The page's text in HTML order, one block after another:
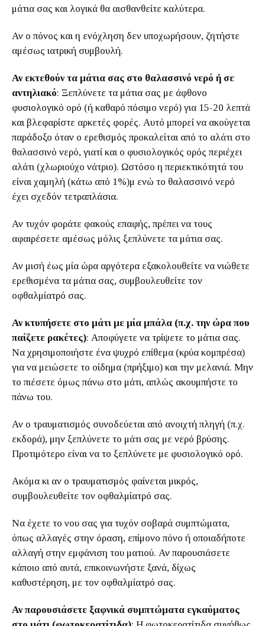
μάτια σας και λογικά θα αισθανθείτε καλύτερα.
Αν ο πόνος και η ενόχληση δεν υποχωρήσουν, ζητήστε
αμέσως ιατρική συμβουλή.
Αν εκτεθούν τα μάτια σας στο θαλασσινό νερό ή σε
αντηλιακό: Ξεπλύνετε τα μάτια σας με άφθονο
φυσιολογικό ορό (ή καθαρό πόσιμο νερό) για 15-20 λεπτά
και βλεφαρίστε αρκετές φορές. Αυτό μπορεί να ακούγεται
παράδοξο όταν ο ερεθισμός προκαλείται από το αλάτι στο
θαλασσινό νερό, γιατί και ο φυσιολογικός ορός περιέχει
αλάτι (χλωριούχο νάτριο). Ωστόσο η περιεκτικότητά του
είναι χαμηλή (κάτω από 1%)μ ενώ το θαλασσινό νερό
έχει σχεδόν τετραπλάσια.
Αν τυχόν φοράτε φακούς επαφής, πρέπει να τους
αφαιρέσετε αμέσως μόλις ξεπλύνετε τα μάτια σας.
Αν μισή έως μία ώρα αργότερα εξακολουθείτε να νιώθετε
ερεθισμένα τα μάτια σας, συμβουλευθείτε τον
οφθαλμίατρό σας.
Αν κτυπήσετε στο μάτι με μία μπάλα (π.χ. την ώρα που
παίζετε ρακέτες): Αποφύγετε να τρίψετε το μάτια σας.
Να χρησιμοποιήστε ένα ψυχρό επίθεμα (κρύα κομπρέσα)
για να μειώσετε το οίδημα (πρήξιμο) και την μελανιά. Μην
το πιέσετε όμως πάνω στο μάτι, απλώς ακουμπήστε το
πάνω του.
Αν ο τραυματισμός συνοδεύεται από ανοιχτή πληγή (π.χ.
εκδορά), μην ξεπλύνετε το μάτι σας με νερό βρύσης.
Προτιμότερο είναι να το ξεπλύνετε με φυσιολογικό ορό.
Ακόμα κι αν ο τραυματισμός φαίνεται μικρός,
συμβουλευθείτε τον οφθαλμίατρό σας.
Να έχετε το νου σας για τυχόν σοβαρά συμπτώματα,
όπως αλλαγές στην όραση, επίμονο πόνο ή οποιαδήποτε
αλλαγή στην εμφάνιση του ματιού. Αν παρουσιάσετε
κάποιο από αυτά, επικοινωνήστε ξανά, δίχως
καθυστέρηση, με τον οφθαλμίατρό σας.
Αν παρουσιάσετε ξαφνικά συμπτώματα εγκαύματος